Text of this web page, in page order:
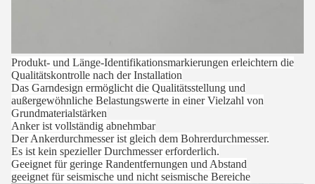
Produkt- und Länge-Identifikationsmarkierungen erleichtern die
Qualitätskontrolle nach der Installation
Das Garndesign ermöglicht die Qualitätsstellung und
außergewöhnliche Belastungswerte in einer Vielzahl von
Grundmaterialstärken
Anker ist vollständig abnehmbar
Der Ankerdurchmesser ist gleich dem Bohrerdurchmesser.
Es ist kein spezieller Durchmesser erforderlich.
Geeignet für geringe Randentfernungen und Abstand
geeignet für seismische und nicht seismische Bereiche